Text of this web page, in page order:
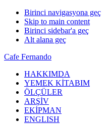
Birinci navigasyona geç
Skip to main content
Birinci sidebar'a geç
Alt alana geç
Cafe Fernando
HAKKIMDA
YEMEK KİTABIM
ÖLÇÜLER
ARŞİV
EKİPMAN
ENGLISH